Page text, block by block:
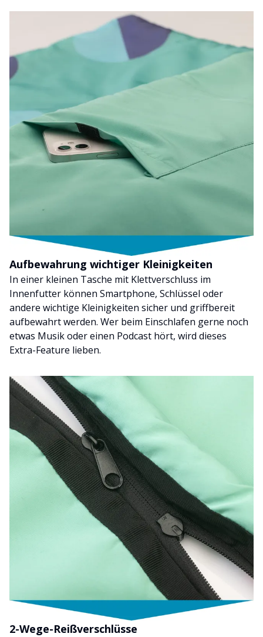
Aufbewahrung wichtiger Kleinigkeiten
In einer kleinen Tasche mit Klettverschluss im
Innenfutter können Smartphone, Schlüssel oder
andere wichtige Kleinigkeiten sicher und griffbereit
aufbewahrt werden. Wer beim Einschlafen gerne noch
etwas Musik oder einen Podcast hört, wird dieses
Extra-Feature lieben.
2-Wege-Reißverschlüsse